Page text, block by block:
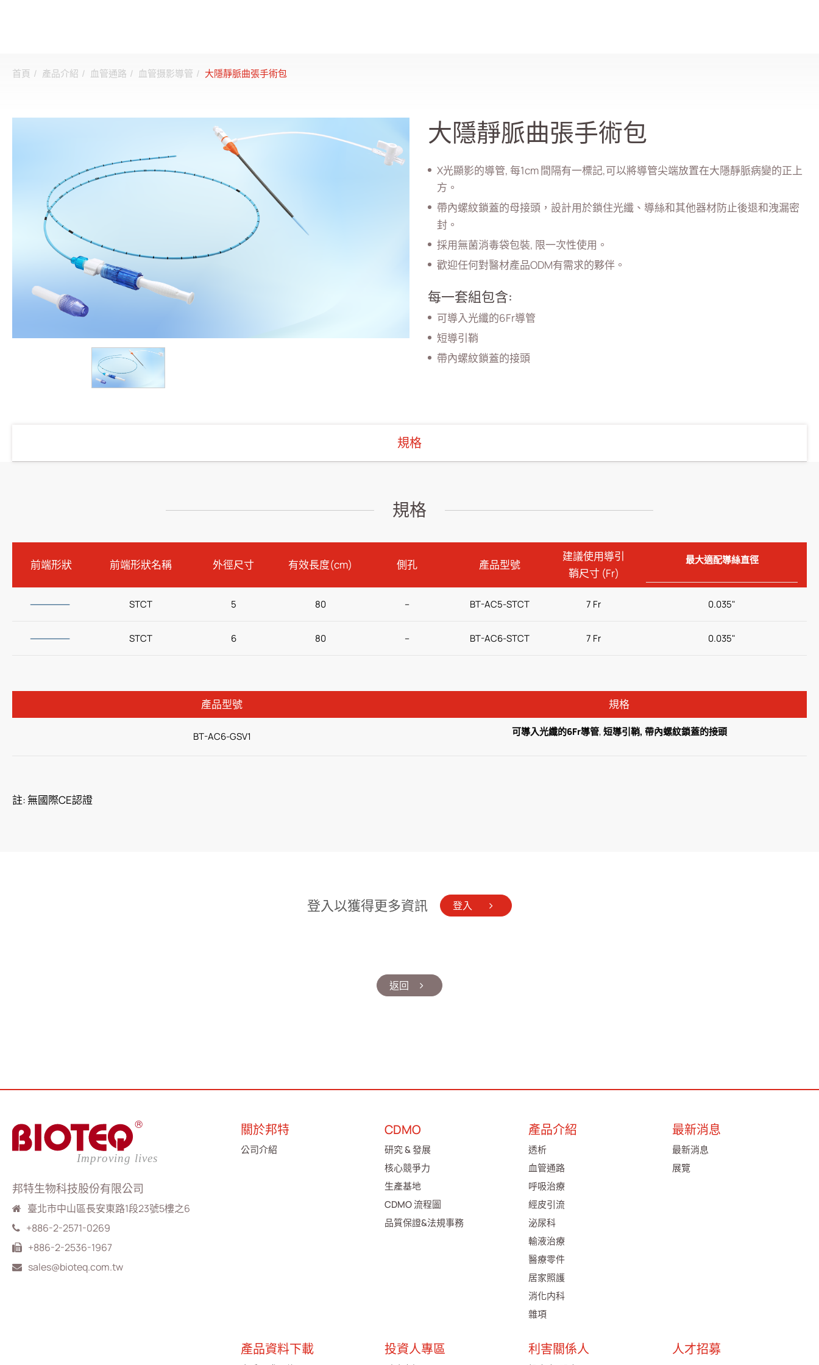
首頁 產品介紹 血管通路 血管摄影導管 大隱靜脈曲張手術包
大隱靜脈曲張手術包
X光顯影的導管, 每1cm 間隔有一標記,可以將導管尖端放置在大隱靜脈病變的正上
方。
帶內螺紋鎖蓋的母接頭，設計用於鎖住光纖、導絲和其他器材防止後退和洩漏密
封。
採用無菌消毒袋包裝, 限一次性使用。
歡迎任何對醫材產品ODM有需求的夥伴。
每一套組包含:
可導入光纖的6Fr導管
短導引鞘
帶內螺紋鎖蓋的接頭
規格
規格
前端形狀 前端形狀名稱 外徑尺寸 有效長度(cm) 側孔 產品型號
建議使用導引
鞘尺寸 (Fr)
最大適配導絲直徑
STCT 5 80 – BT-AC5-STCT 7 Fr 0.035"
STCT 6 80 – BT-AC6-STCT 7 Fr 0.035"
產品型號 規格
BT-AC6-GSV1 可導入光纖的6Fr導管,短導引鞘, 帶內螺紋鎖蓋的接頭
註: 無國際CE認證
登入以獲得更多資訊 登入
返回
邦特生物科技股份有限公司
臺北市中山區長安東路1段23號5樓之6
+886-2-2571-0269
+886-2-2536-1967
sales@bioteq.com.tw
關於邦特
公司介紹
CDMO
研究 & 發展
核心競爭力
生產基地
CDMO 流程圖
品質保證&法規事務
產品介紹
透析
血管通路
呼吸治療
經皮引流
泌尿科
輸液治療
醫療零件
居家照護
消化内科
雜項
最新消息
最新消息
展覽
產品資料下載 投資人專區 利害關係人 人才招募
關於邦特
血管通路
血管氣球擴張導管
Y型連接器
Y型連接器組
週邊血管導引導管
冠狀動脈氣球擴張導管
經皮引流
泌尿科
居家照護
繁體中文 English 简体中文